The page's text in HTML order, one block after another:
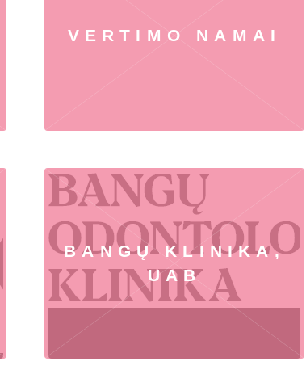
VERTIMO NAMAI
BANGŲ KLINIKA,
UAB